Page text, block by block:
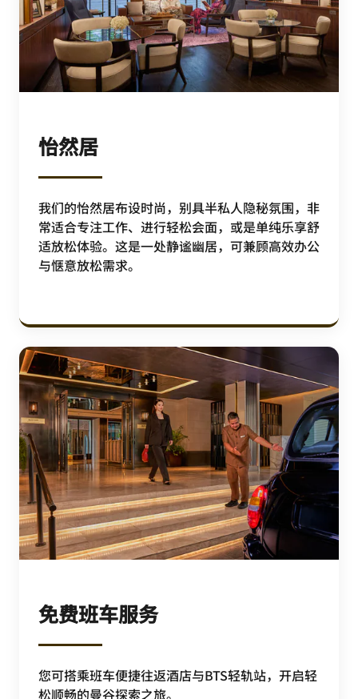
怡然居
我们的怡然居布设时尚，别具半私人隐秘氛围，非
常适合专注工作、进行轻松会面，或是单纯乐享舒
适放松体验。这是一处静谧幽居，可兼顾高效办公
与惬意放松需求。
免费班车服务
您可搭乘班车便捷往返酒店与BTS轻轨站，开启轻
松顺畅的曼谷探索之旅。